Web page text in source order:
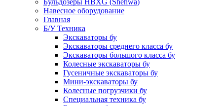
Навесное оборудование
Главная
Б/У Техника
Экскаваторы бу
Экскаваторы среднего класса бу
Экскаваторы большого класса бу
Колесные экскаваторы бу
Гусеничные экскаваторы бу
Мини-экскаваторы бу
Колесные погрузчики бу
Специальная техника бу